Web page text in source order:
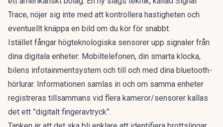
Trace, nöjer sig inte med att kontrollera hastigheten och
eventuellt knäppa en bild om du kör för snabbt.
Istället fångar högteknologiska sensorer upp signaler från
dina digitala enheter: Mobiltelefonen, din smarta klocka,
bilens infotainmentsystem och till och med dina bluetooth-
hörlurar. Informationen samlas in och om samma enheter
registreras tillsammans vid flera kameror/sensorer kallas
det ett ”digitalt fingeravtryck”.